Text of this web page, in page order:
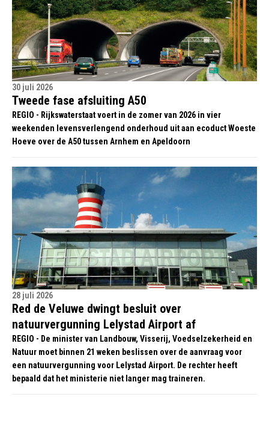
30 juli 2026
Tweede fase afsluiting A50
REGIO - Rijkswaterstaat voert in de zomer van 2026 in vier
weekenden levensverlengend onderhoud uit aan ecoduct Woeste
Hoeve over de A50 tussen Arnhem en Apeldoorn
28 juli 2026
Red de Veluwe dwingt besluit over
natuurvergunning Lelystad Airport af
REGIO - De minister van Landbouw, Visserij, Voedselzekerheid en
Natuur moet binnen 21 weken beslissen over de aanvraag voor
een natuurvergunning voor Lelystad Airport. De rechter heeft
bepaald dat het ministerie niet langer mag traineren.